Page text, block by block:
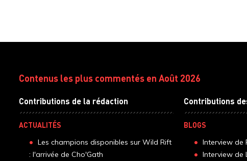
Contenus les plus commentés en Août 2026
Contributions de la rédaction
ACTUALITÉS
Les champions disponibles sur Wild Rift
: l'arrivée de Cho'Gath
Contributions
BLOGS
Interview de
Interview de